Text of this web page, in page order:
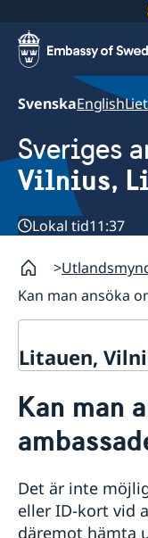
SvenskaEnglish
Sveriges
Vilnius,
Lokal tid11:37
Kan man ansöka
Litauen,
Nyheter
Lediga dagar 2026
Sveriges regering
Kontakt
Om oss
Dataskyddspolicy
Praktik på
Lediga tjänster
Vi är en resurs för
Team Sweden
Kan man
Det är inte
eller ID-kort vid
däremot hämta